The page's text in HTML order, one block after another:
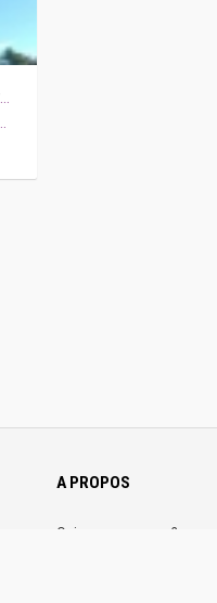
CHEVAUX À RÉESSAYER
A PROPOS
Qui sommes-nous ?